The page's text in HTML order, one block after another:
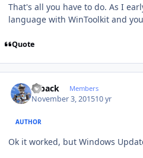
That's all you have to do. As I
language with WinToolkit and
Quote
ryback Members
November 3, 201510 yr
AUTHOR
Ok it worked, but Windows